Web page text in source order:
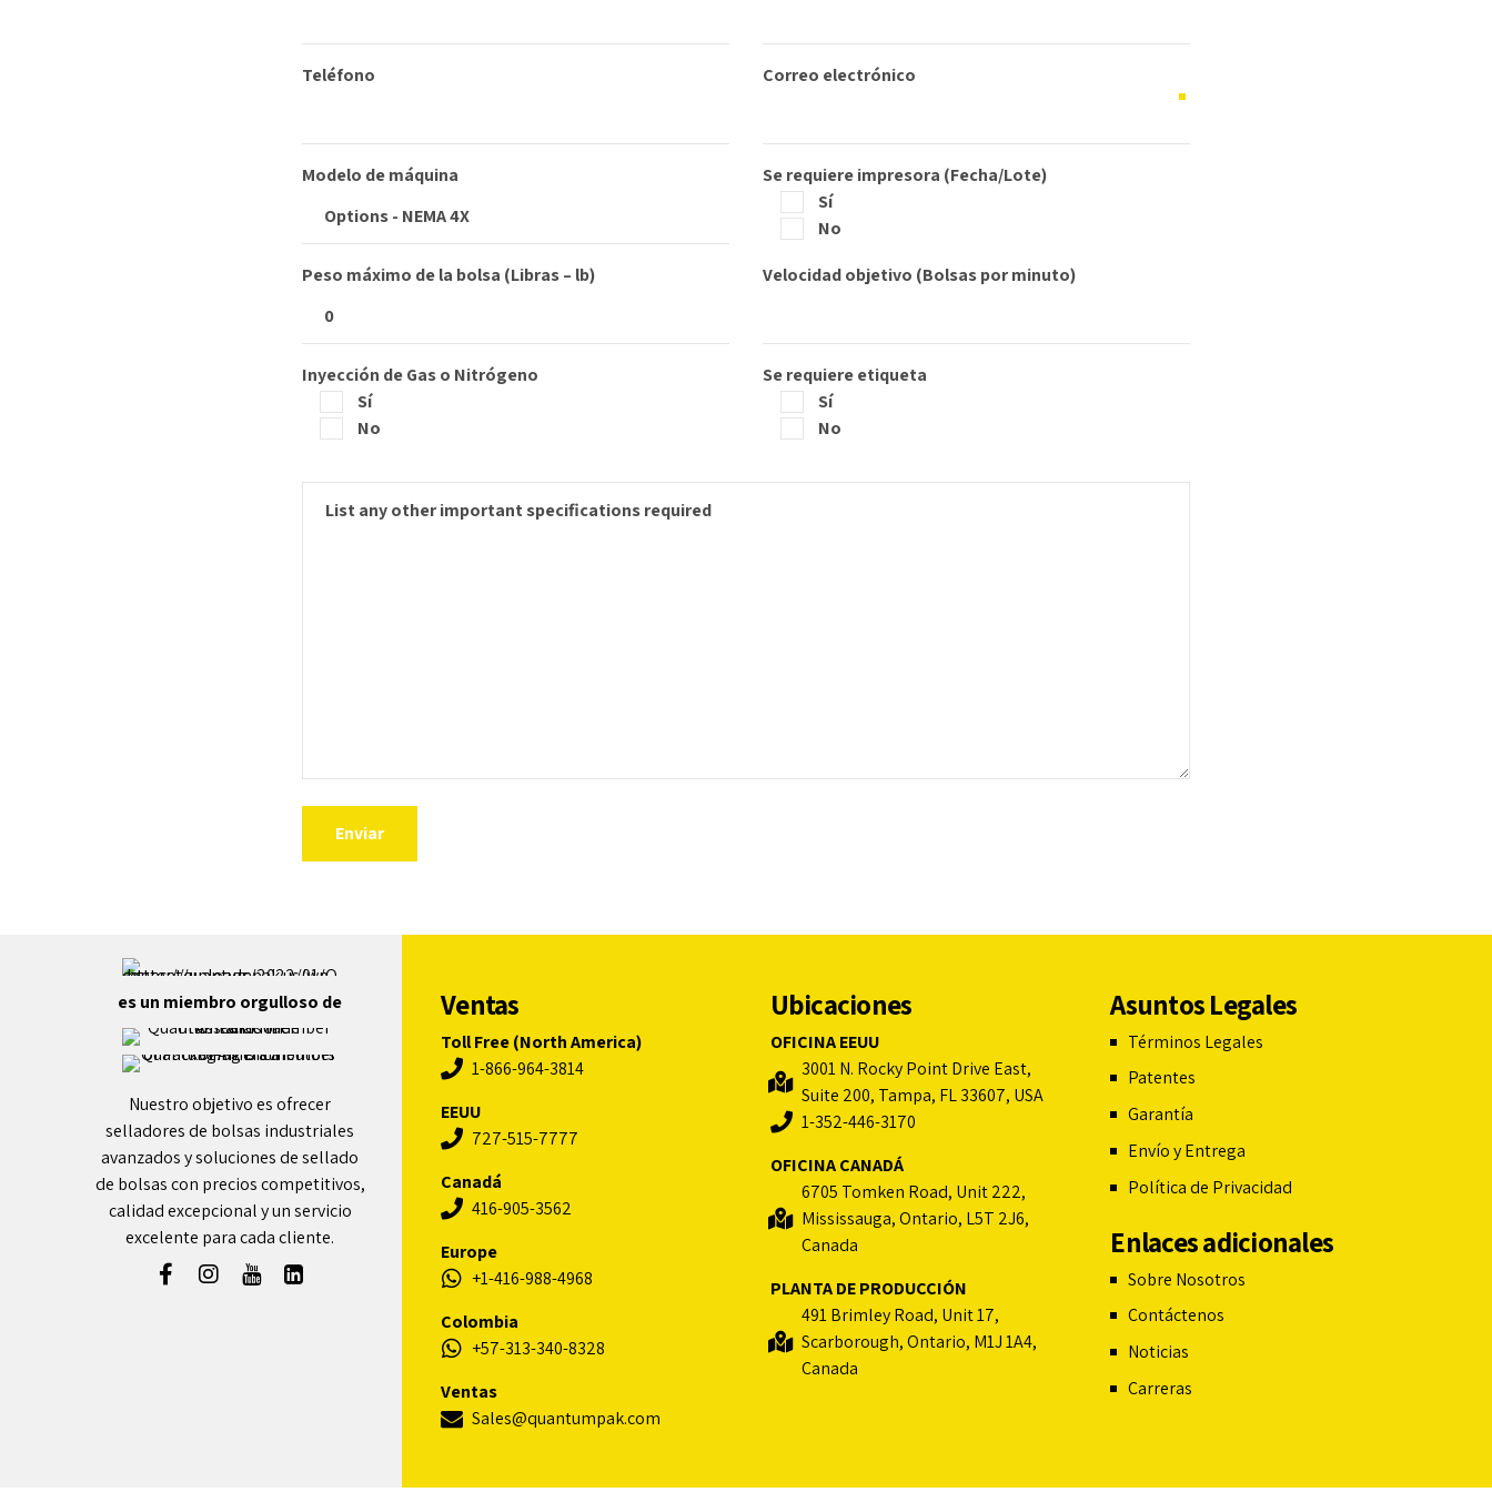
Teléfono Correo electrónico
Modelo de máquina
Se requiere impresora (Fecha/Lote)
Sí
No
Peso máximo de la bolsa (Libras – lb)
Velocidad objetivo (Bolsas por minuto)
Inyección de Gas o Nitrógeno
Sí
No
Se requiere etiqueta
Sí
No
es un miembro orgulloso de
Nuestro objetivo es ofrecer
selladores de bolsas industriales
avanzados y soluciones de sellado
de bolsas con precios competitivos,
calidad excepcional y un servicio
excelente para cada cliente.
Ventas
Toll Free (North America)
1-866-964-3814
EEUU
727-515-7777
Canadá
416-905-3562
Europe
+1-416-988-4968
Colombia
+57-313-340-8328
Ventas
Sales@quantumpak.com
Ubicaciones
OFICINA EEUU
3001 N. Rocky Point Drive East,
Suite 200, Tampa, FL 33607, USA
1-352-446-3170
OFICINA CANADÁ
6705 Tomken Road, Unit 222,
Mississauga, Ontario, L5T 2J6,
Canada
PLANTA DE PRODUCCIÓN
491 Brimley Road, Unit 17,
Scarborough, Ontario, M1J 1A4,
Canada
Asuntos Legales
Términos Legales
Patentes
Garantía
Envío y Entrega
Política de Privacidad
Enlaces adicionales
Sobre Nosotros
Contáctenos
Noticias
Carreras